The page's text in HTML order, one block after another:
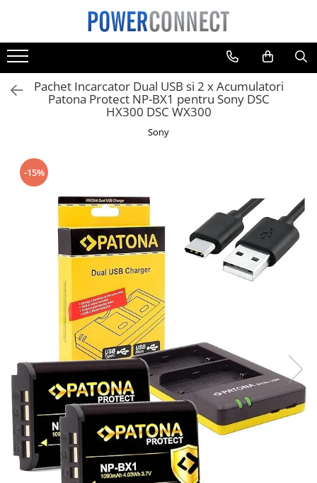
Toate Produsele
Sisteme filtrare apa
Sisteme filtrare apa
Aparate foto
Camere video
Telefoane mobile
Aspiratoare
POS/Scanere coduri de bare
Scule electrice
Smartwatch
Incarcatoare
Aparate foto
Pachet Incarcator Dual USB si 2 x Acumulatori
Patona Protect NP-BX1 pentru Sony DSC
HX300 DSC WX300
Sony
-15%